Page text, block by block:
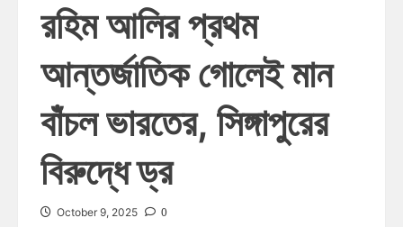
রহিম আলির প্রথম
আন্তর্জাতিক গোলেই মান
বাঁচল ভারতের, সিঙ্গাপুরের
বিরুদ্ধে ড্র
October 9, 2025 0